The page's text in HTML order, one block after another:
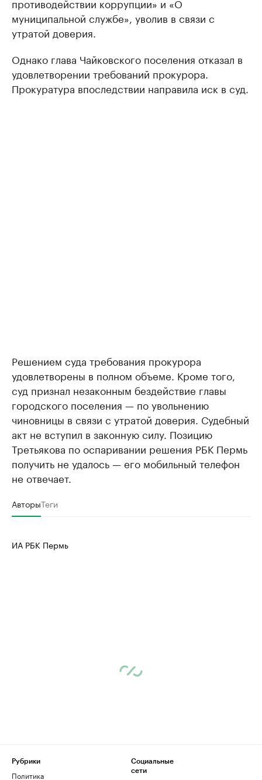
противодействии коррупции» и «О
муниципальной службе», уволив в связи с
утратой доверия.
Однако глава Чайковского поселения отказал в
удовлетворении требований прокурора.
Прокуратура впоследствии направила иск в суд.
Решением суда требования прокурора
удовлетворены в полном объеме. Кроме того,
суд признал незаконным бездействие главы
городского поселения — по увольнению
чиновницы в связи с утратой доверия. Судебный
акт не вступил в законную силу. Позицию
Третьякова по оспаривании решения РБК Пермь
получить не удалось — его мобильный телефон
не отвечает.
АвторыТеги
ИА РБК Пермь
Рубрики
Политика
Социальные
сети